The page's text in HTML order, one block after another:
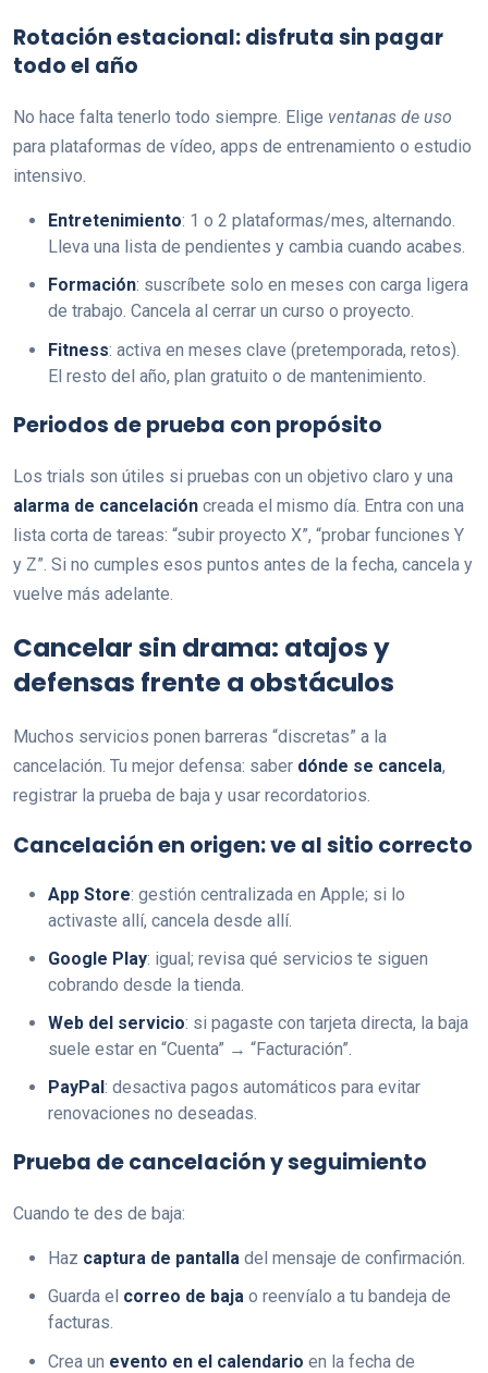
Rotación estacional: disfruta sin pagar
todo el año
No hace falta tenerlo todo siempre. Elige ventanas de uso
para plataformas de vídeo, apps de entrenamiento o estudio
intensivo.
Entretenimiento: 1 o 2 plataformas/mes, alternando.
Lleva una lista de pendientes y cambia cuando acabes.
Formación: suscríbete solo en meses con carga ligera
de trabajo. Cancela al cerrar un curso o proyecto.
Fitness: activa en meses clave (pretemporada, retos).
El resto del año, plan gratuito o de mantenimiento.
Periodos de prueba con propósito
Los trials son útiles si pruebas con un objetivo claro y una
alarma de cancelación creada el mismo día. Entra con una
lista corta de tareas: “subir proyecto X”, “probar funciones Y
y Z”. Si no cumples esos puntos antes de la fecha, cancela y
vuelve más adelante.
Cancelar sin drama: atajos y
defensas frente a obstáculos
Muchos servicios ponen barreras “discretas” a la
cancelación. Tu mejor defensa: saber dónde se cancela,
registrar la prueba de baja y usar recordatorios.
Cancelación en origen: ve al sitio correcto
App Store: gestión centralizada en Apple; si lo
activaste allí, cancela desde allí.
Google Play: igual; revisa qué servicios te siguen
cobrando desde la tienda.
Web del servicio: si pagaste con tarjeta directa, la baja
suele estar en “Cuenta” → “Facturación”.
PayPal: desactiva pagos automáticos para evitar
renovaciones no deseadas.
Prueba de cancelación y seguimiento
Cuando te des de baja:
Haz captura de pantalla del mensaje de confirmación.
Guarda el correo de baja o reenvíalo a tu bandeja de
facturas.
Crea un evento en el calendario en la fecha de